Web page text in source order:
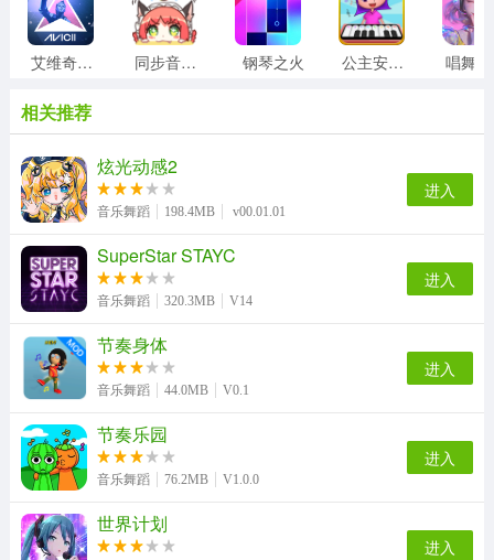
艾维奇重力手机版 同步音律喵赛克 钢琴之火 公主安娜学钢琴游戏
相关推荐
炫光动感2
音乐舞蹈 198.4MB v00.01.01
进入
SuperStar STAYC
音乐舞蹈 320.3MB V14
进入
节奏身体
音乐舞蹈 44.0MB V0.1
进入
节奏乐园
音乐舞蹈 76.2MB V1.0.0
进入
世界计划
进入